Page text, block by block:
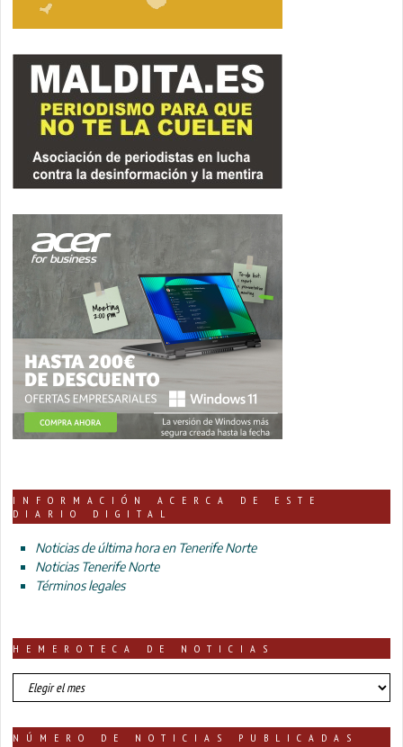
INFORMACIÓN ACERCA DE ESTE
DIARIO DIGITAL
Noticias de última hora en Tenerife Norte
Noticias Tenerife Norte
Términos legales
HEMEROTECA DE NOTICIAS
HEMEROTECA
DE
NÚMERO DE NOTICIAS PUBLICADAS